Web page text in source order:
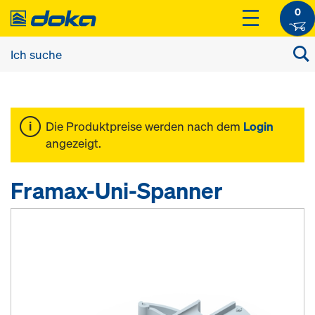
0
Die Produktpreise werden nach dem Login
angezeigt.
Framax-Uni-Spanner